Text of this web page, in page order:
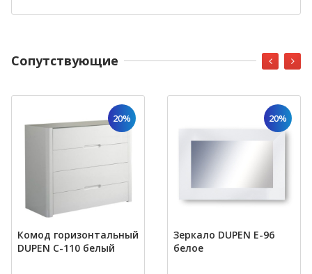
Cопутствующие
20%
Комод горизонтальный
DUPEN C-110 белый
20%
Зеркало DUPEN E-96
белое